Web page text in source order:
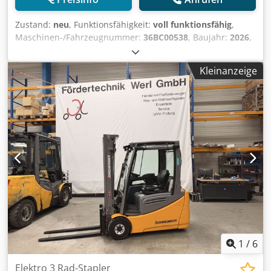
Rückspiegel, Lastanzeige, Rückfahralarm,
Zustand: neu, Funktionsfähigkeit: voll funktionsfähig,
Maschinen-/Fahrzeugnummer: 36BC00538, Baujahr: 2026,
, Hubhöhe:5.500 mm
mm, Masttyp:Triplex, Bauhöhe:2.200 mm, Gabellänge:
1.150 mm , Antriebsart:Lithium-Ionen, Elektro 3 Rad-
Stapler Fahrgestellnummer: 36BC00538 Masttyp: Triplex
Zustand: Neugerät Zustand Technisch: Neu Bereifung
vorne Typ: Superelastik Bereifung hinten Typ: Superelastik
Batterie Typ: Lithium-Ionen Batterie Zustand: Neu
Lastschutzgitter, Seitenschieber, Csdpfsvzzmpsx Afwoha 4.
Ventil, Arbeitsscheinwerfer hinten, Arbeitsscheinwerfer
vorn, Dachabdeckung, Frontscheibe, Heizung,
Lastschutzgitter, Vollkabine, Vollfreihub, Safety Light,
Lithium-Ionen Technologie, Innenspiegel, Rundumleuchte,
Scheibenwischer,
Kleinanzeige
1 / 6
Elektro 3 Rad-Stapler